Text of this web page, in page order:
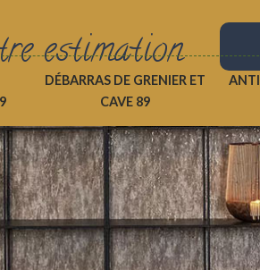
estimation
DÉBARRAS DE GRENIER ET
CAVE 89